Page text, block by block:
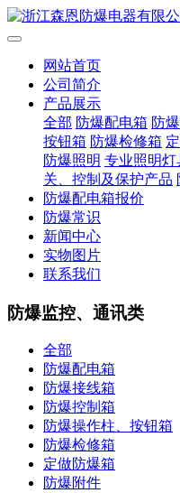
网站首页
公司简介
产品展示
全部 防爆配电箱 防
按钮箱 防爆检修箱
防爆照明 专业照明灯
关、控制及保护产品
防爆配电箱报价
防爆常识
新闻中心
实物图片
联系我们
防爆监控、通讯类
全部
防爆配电箱
防爆接线箱
防爆控制箱
防爆操作柱、按钮箱
防爆检修箱
定做防爆箱
防爆附件